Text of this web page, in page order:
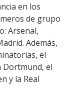
en los
de grupo
Arsenal,
Además,
el
Dortmund, el
y la Real